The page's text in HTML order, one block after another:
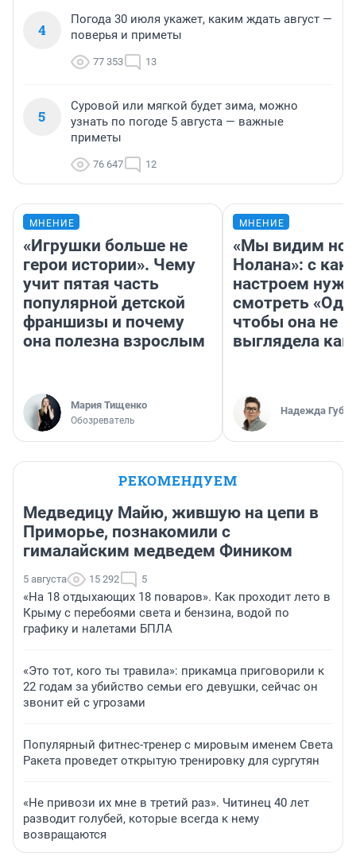
4
Погода 30 июля укажет, каким ждать август —
поверья и приметы
77 353 13
5
Суровой или мягкой будет зима, можно
узнать по погоде 5 августа — важные
приметы
76 647 12
МНЕНИЕ
«Игрушки больше не
герои истории». Чему
учит пятая часть
популярной детской
франшизы и почему
она полезна взрослым
Мария Тищенко
Обозреватель
МНЕНИЕ
«Мы видим
Нолана»: с
настроем
смотреть
чтобы она не
выглядела как
Надежда
РЕКОМЕНДУЕМ
Медведицу Майю, жившую на цепи в
Приморье, познакомили с
гималайским медведем Фиником
5 августа 15 292 5
«На 18 отдыхающих 18 поваров». Как проходит лето в
Крыму с перебоями света и бензина, водой по
графику и налетами БПЛА
«Это тот, кого ты травила»: прикамца приговорили к
22 годам за убийство семьи его девушки, сейчас он
звонит ей с угрозами
Популярный фитнес-тренер с мировым именем Света
Ракета проведет открытую тренировку для сургутян
«Не привози их мне в третий раз». Читинец 40 лет
разводит голубей, которые всегда к нему
возвращаются